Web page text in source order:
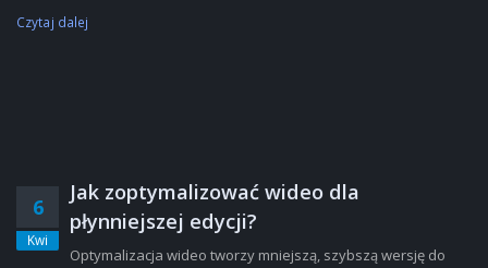
Czytaj dalej
6
Kwi
Jak zoptymalizować wideo dla
płynniejszej edycji?
Optymalizacja wideo tworzy mniejszą, szybszą wersję do